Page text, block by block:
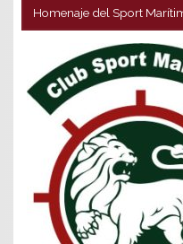
Homenaje del Sport